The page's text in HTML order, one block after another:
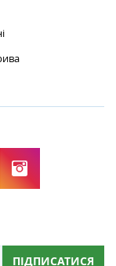
ПІДПИСАТИСЯ